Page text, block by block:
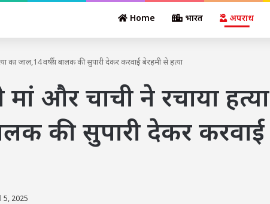
Home भारत अपराध
का जाल,14 वर्षीय बालक की सुपारी देकर करवाई बेरहमी से हत्या
और चाची ने रचाया हत्या
की सुपारी देकर करवाई
5, 2025